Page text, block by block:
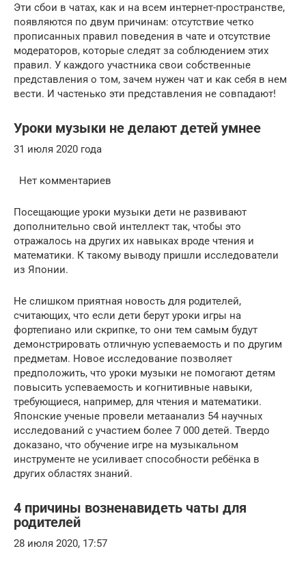
Эти сбои в чатах, как и на всем интернет-пространстве,
появляются по двум причинам: отсутствие четко
прописанных правил поведения в чате и отсутствие
модераторов, которые следят за соблюдением этих
правил. У каждого участника свои собственные
представления о том, зачем нужен чат и как себя в нем
вести. И частенько эти представления не совпадают!
Уроки музыки не делают детей умнее
31 июля 2020 года
Нет комментариев
Посещающие уроки музыки дети не развивают
дополнительно свой интеллект так, чтобы это
отражалось на других их навыках вроде чтения и
математики. К такому выводу пришли исследователи
из Японии.
Не слишком приятная новость для родителей,
считающих, что если дети берут уроки игры на
фортепиано или скрипке, то они тем самым будут
демонстрировать отличную успеваемость и по другим
предметам. Новое исследование позволяет
предположить, что уроки музыки не помогают детям
повысить успеваемость и когнитивные навыки,
требующиеся, например, для чтения и математики.
Японские ученые провели метаанализ 54 научных
исследований с участием более 7 000 детей. Твердо
доказано, что обучение игре на музыкальном
инструменте не усиливает способности ребёнка в
других областях знаний.
4 причины возненавидеть чаты для
родителей
28 июля 2020, 17:57